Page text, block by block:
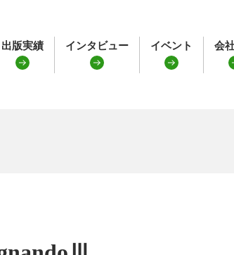
出版実績 インタビュー イベント 会